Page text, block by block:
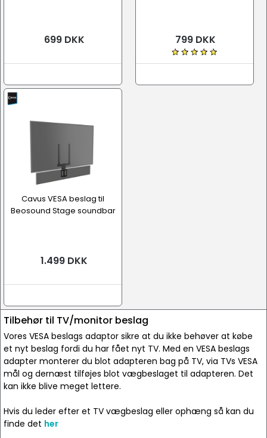
699 DKK 799 DKK
Cavus VESA beslag til
Beosound Stage soundbar
1.499 DKK
Tilbehør til TV/monitor beslag
Vores VESA beslags adaptor sikre at du ikke behøver at købe
et nyt beslag fordi du har fået nyt TV. Med en VESA beslags
adapter monterer du blot adapteren bag på TV, via TVs VESA
mål og dernæst tilføjes blot vægbeslaget til adapteren. Det
kan ikke blive meget lettere.
Hvis du leder efter et TV vægbeslag eller ophæng så kan du
finde det her